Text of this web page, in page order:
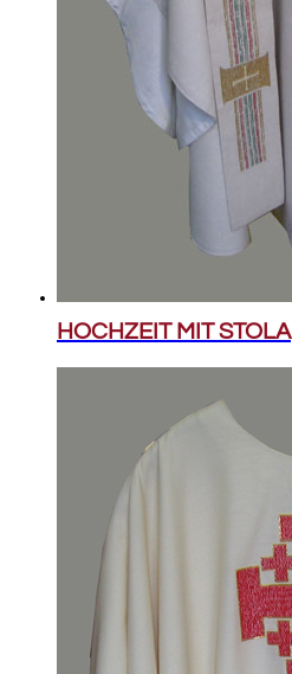
HOCHZEIT MIT STOLA